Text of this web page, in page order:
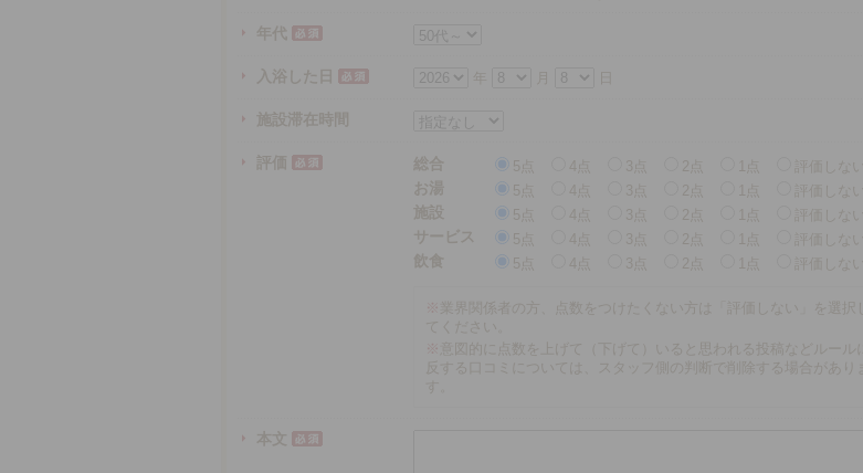
年代
入浴した日 年
施設滞在時間
評価 総合 5点 3点 2点 1点
評価しない
お湯
5点 3点 2点 1点
評価しない
施設
5点 3点 2点 1点
評価しない
サービス
5点 3点 2点 1点
評価しない
飲食
5点 3点 2点 1点 評価しない
※ 業界関係者の方、点数をつけたくない方は「評価しない」を選択し
てください。
※ 意図的に点数を上げて（下げて）いると思われる投稿などルールに
反する口コミについては、スタッフ側の判断で削除する場合がありま
本文